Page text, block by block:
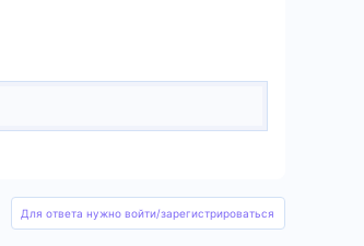
Для ответа нужно войти/зарегистрироваться